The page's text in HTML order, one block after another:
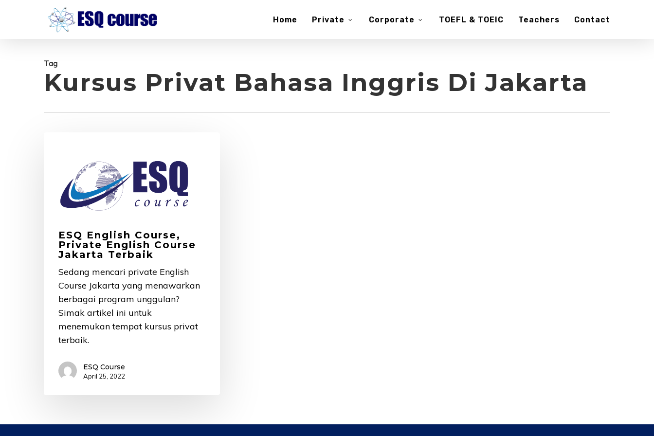
Home Private Corporate TOEFL & TOEIC Teachers Contact
Tag
Kursus Privat Bahasa Inggris Di Jakarta
Private
English
Course
Terbaik
ESQ English Course,
Private English Course
Jakarta Terbaik
Sedang mencari private English
Course Jakarta yang menawarkan
berbagai program unggulan?
Simak artikel ini untuk
menemukan tempat kursus privat
terbaik.
ESQ Course
April 25, 2022